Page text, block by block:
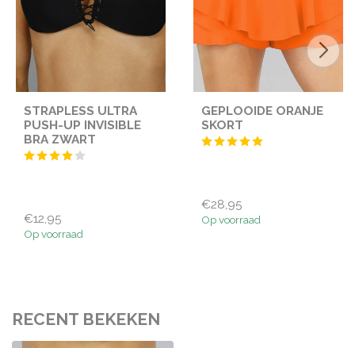
STRAPLESS ULTRA
PUSH-UP INVISIBLE
BRA ZWART
€12,95
Op voorraad
GEPLOOIDE ORANJE
SKORT
€28,95
Op voorraad
RECENT BEKEKEN